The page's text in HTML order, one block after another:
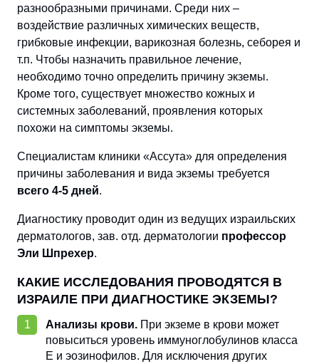
разнообразными причинами. Среди них –
воздействие различных химических веществ,
грибковые инфекции, варикозная болезнь, себорея и
т.п. Чтобы назначить правильное лечение,
необходимо точно определить причину экземы.
Кроме того, существует множество кожных и
системных заболеваний, проявления которых
похожи на симптомы экземы.
Специалистам клиники «Ассута» для определения
причины заболевания и вида экземы требуется
всего 4-5 дней.
Диагностику проводит один из ведущих израильских
дерматологов, зав. отд. дерматологии профессор
Эли Шпрехер.
КАКИЕ ИССЛЕДОВАНИЯ ПРОВОДЯТСЯ В
ИЗРАИЛЕ ПРИ ДИАГНОСТИКЕ ЭКЗЕМЫ?
Анализы крови. При экземе в крови может
повыситься уровень иммуноглобулинов класса
Е и эозинофилов. Для исключения других